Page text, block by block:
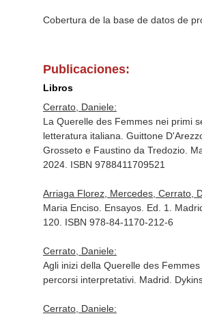
Cobertura de la base de datos de
Publicaciones:
Libros
Cerrato, Daniele:
La Querelle des Femmes nei primi
letteratura italiana. Guittone
Grosseto e Faustino da Tredozio.
2024. ISBN 9788411709521
Arriaga Florez, Mercedes, Cerrato,
Maria Enciso. Ensayos. Ed. 1.
120. ISBN 978-84-1170-212-6
Cerrato, Daniele:
Agli inizi della Querelle des
percorsi interpretativi. Madrid.
Cerrato, Daniele: